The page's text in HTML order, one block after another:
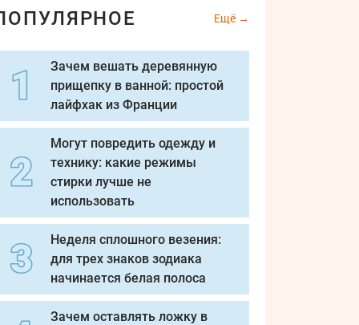
Ещё
Зачем вешать деревянную
прищепку в ванной: простой
лайфхак из Франции
Могут повредить одежду и
технику: какие режимы
стирки лучше не
использовать
Неделя сплошного везения:
для трех знаков зодиака
начинается белая полоса
Зачем оставлять ложку в